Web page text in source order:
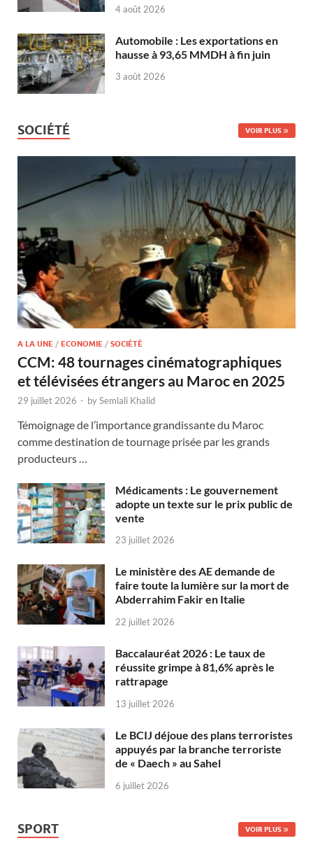
4 août 2026
Automobile : Les exportations en
hausse à 93,65 MMDH à fin juin
3 août 2026
SOCIÉTÉ VOIR PLUS
A LA UNE / ECONOMIE / SOCIÉTÉ
CCM: 48 tournages cinématographiques
et télévisées étrangers au Maroc en 2025
29 juillet 2026 - bySemlali Khalid
Témoignage de l’importance grandissante du Maroc
comme destination de tournage prisée par les grands
producteurs …
Médicaments : Le gouvernement
adopte un texte sur le prix public de
vente
23 juillet 2026
Le ministère des AE demande de
faire toute la lumière sur la mort de
Abderrahim Fakir en Italie
22 juillet 2026
Baccalauréat 2026 : Le taux de
réussite grimpe à 81,6% après le
rattrapage
13 juillet 2026
Le BCIJ déjoue des plans terroristes
appuyés par la branche terroriste
de « Daech » au Sahel
6 juillet 2026
SPORT VOIR PLUS